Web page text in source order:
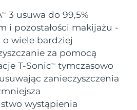
TM
3 usuwa do 99,5%
i pozostałości makijażu -
wiele bardziej
za pomocą
T-SonicTM
tymczasowo
zanieczyszczenia
wystąpienia
Oczekiwany czas dostawy
Oczekiwany czas dostawy
8/10/26
Oczekiwany czas dostawy